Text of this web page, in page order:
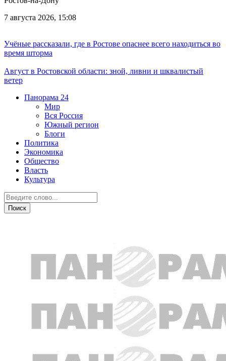
7 августа 2026, 15:08
Учёные рассказали, где в Ростове опаснее всего находиться во
время шторма
Август в Ростовской области: зной, ливни и шквалистый
ветер
Панорама 24
Мир
Вся Россия
Южный регион
Блоги
Политика
Экономика
Общество
Власть
Культура